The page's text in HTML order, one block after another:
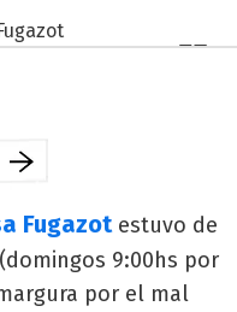
Fugazot estuvo de
(domingos 9:00hs por
por el mal